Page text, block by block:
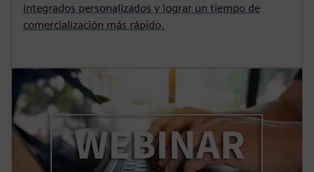
integrados personalizados y lograr un tiempo de
comercialización más rápido.